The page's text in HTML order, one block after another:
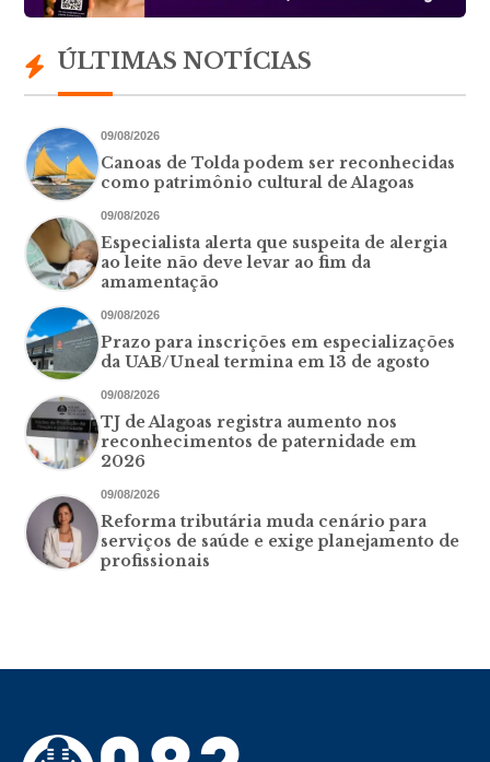
ÚLTIMAS NOTÍCIAS
09/08/2026
Canoas de Tolda podem ser reconhecidas
como patrimônio cultural de Alagoas
09/08/2026
Especialista alerta que suspeita de alergia
ao leite não deve levar ao fim da
amamentação
09/08/2026
Prazo para inscrições em especializações
da UAB/Uneal termina em 13 de agosto
09/08/2026
TJ de Alagoas registra aumento nos
reconhecimentos de paternidade em
2026
09/08/2026
Reforma tributária muda cenário para
serviços de saúde e exige planejamento de
profissionais